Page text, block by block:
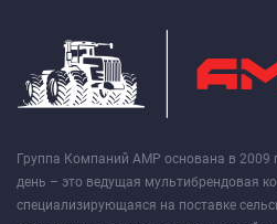
Группа Компаний АМР основана в 2009
день – это ведущая мультибрендовая
специализирующаяся на поставке